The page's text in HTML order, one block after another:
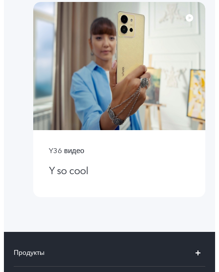
Y36 видео
Y so cool
Продукты